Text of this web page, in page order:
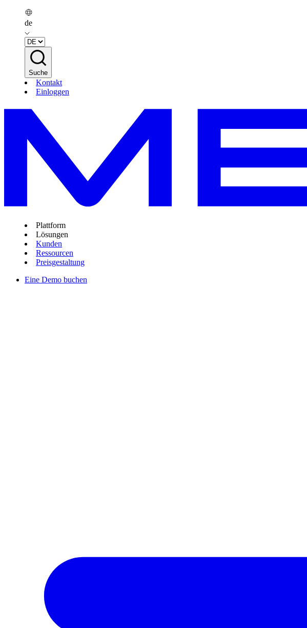
de
Suche
Kontakt
Einloggen
Plattform
Lösungen
Kunden
Ressourcen
Preisgestaltung
Eine Demo buchen